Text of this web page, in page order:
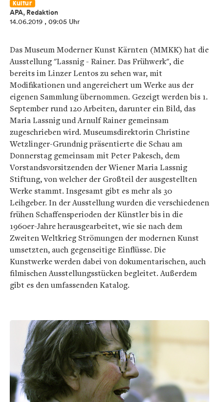
Kultur
APA, Redaktion
14.06.2019 , 09:05 Uhr
Das Museum Moderner Kunst Kärnten (MMKK) hat die
Ausstellung "Lassnig - Rainer. Das Frühwerk", die
bereits im Linzer Lentos zu sehen war, mit
Modifikationen und angereichert um Werke aus der
eigenen Sammlung übernommen. Gezeigt werden bis 1.
September rund 120 Arbeiten, darunter ein Bild, das
Maria Lassnig und Arnulf Rainer gemeinsam
zugeschrieben wird. Museumsdirektorin Christine
Wetzlinger-Grundnig präsentierte die Schau am
Donnerstag gemeinsam mit Peter Pakesch, dem
Vorstandsvorsitzenden der Wiener Maria Lassnig
Stiftung, von welcher der Großteil der ausgestellten
Werke stammt. Insgesamt gibt es mehr als 30
Leihgeber. In der Ausstellung wurden die verschiedenen
frühen Schaffensperioden der Künstler bis in die
1960er-Jahre herausgearbeitet, wie sie nach dem
Zweiten Weltkrieg Strömungen der modernen Kunst
umsetzten, auch gegenseitige Einflüsse. Die
Kunstwerke werden dabei von dokumentarischen, auch
filmischen Ausstellungsstücken begleitet. Außerdem
gibt es den umfassenden Katalog.